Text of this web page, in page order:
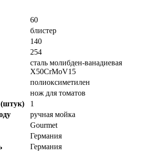
60
блистер
140
254
сталь молибден-ванадиевая
X50CrMoV15
полиоксиметилен
нож для томатов
(штук)
1
ручная мойка
Gourmet
Германия
Германия